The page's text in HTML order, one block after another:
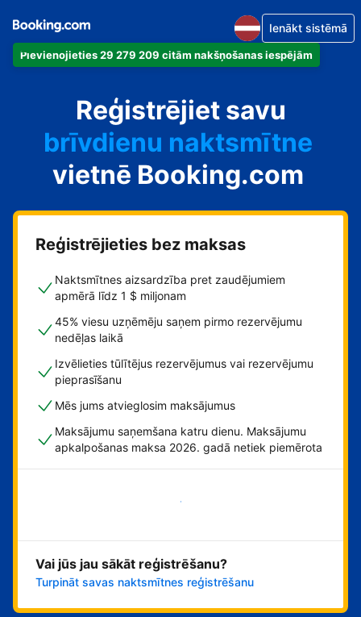
Pievienojieties 29 279 209 citām nakšņošanas iespējām
Ienākt sistēmā
Reģistrējiet savu
dzīvokli
viesnīcu
brīvdienu naktsmītne
viesu namu
pansiju
vietnē Booking.com
Reģistrējieties bez maksas
Naktsmītnes aizsardzība pret zaudējumiem
apmērā līdz 1 $ miljonam
45% viesu uzņēmēju saņem pirmo rezervējumu
nedēļas laikā
Izvēlieties tūlītējus rezervējumus vai rezervējumu
pieprasīšanu
Mēs jums atvieglosim maksājumus
Maksājumu saņemšana katru dienu. Maksājumu
apkalpošanas maksa 2026. gadā netiek piemērota
Sāciet tūlīt!
Vai jūs jau sākāt reģistrēšanu?
Turpināt savas naktsmītnes reģistrēšanu